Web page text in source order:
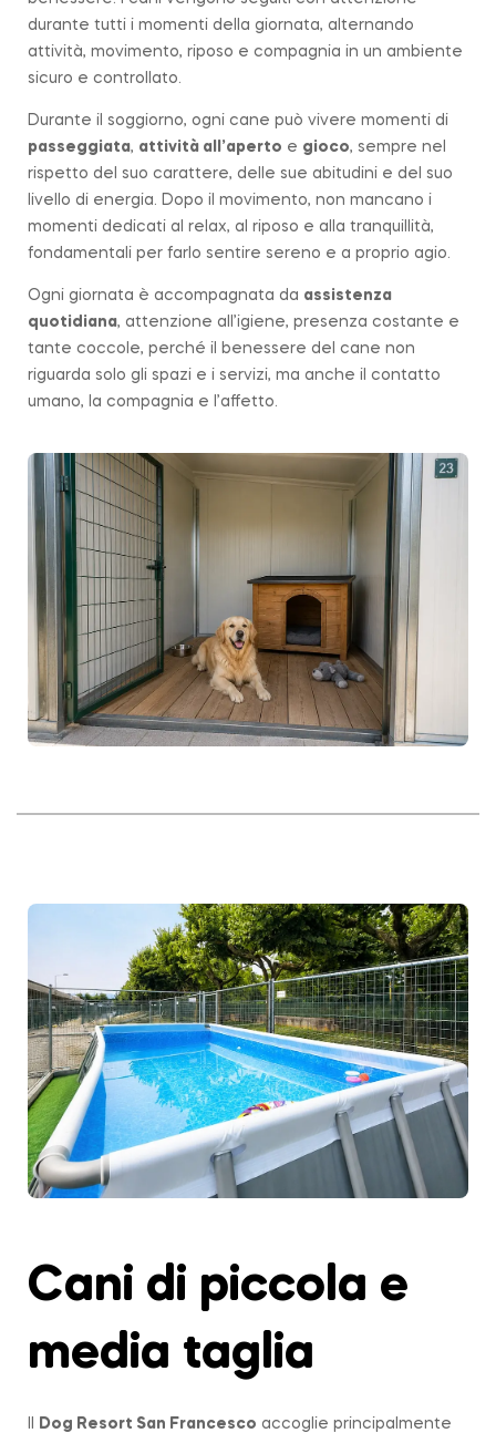
durante tutti i momenti della giornata, alternando
attività, movimento, riposo e compagnia in un ambiente
sicuro e controllato.
Durante il soggiorno, ogni cane può vivere momenti di
passeggiata, attività all’aperto e gioco, sempre nel
rispetto del suo carattere, delle sue abitudini e del suo
livello di energia. Dopo il movimento, non mancano i
momenti dedicati al relax, al riposo e alla tranquillità,
fondamentali per farlo sentire sereno e a proprio agio.
Ogni giornata è accompagnata da assistenza
quotidiana, attenzione all’igiene, presenza costante e
tante coccole, perché il benessere del cane non
riguarda solo gli spazi e i servizi, ma anche il contatto
umano, la compagnia e l’affetto.
Cani di piccola e
media taglia
Dog Resort San Francesco accoglie principalmente